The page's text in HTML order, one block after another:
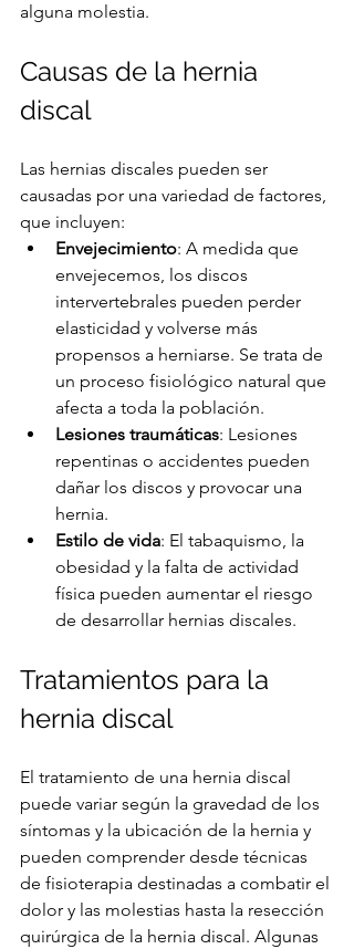
alguna molestia.
Causas de la hernia
discal
Las hernias discales pueden ser
causadas por una variedad de factores,
que incluyen:
Envejecimiento: A medida que
envejecemos, los discos
intervertebrales pueden perder
elasticidad y volverse más
propensos a herniarse. Se trata de
un proceso fisiológico natural que
afecta a toda la población.
Lesiones traumáticas: Lesiones
repentinas o accidentes pueden
dañar los discos y provocar una
hernia.
Estilo de vida: El tabaquismo, la
obesidad y la falta de actividad
física pueden aumentar el riesgo
de desarrollar hernias discales.
Tratamientos para la
hernia discal
El tratamiento de una hernia discal
puede variar según la gravedad de los
síntomas y la ubicación de la hernia y
pueden comprender desde técnicas
de fisioterapia destinadas a combatir el
dolor y las molestias hasta la resección
quirúrgica de la hernia discal. Algunas